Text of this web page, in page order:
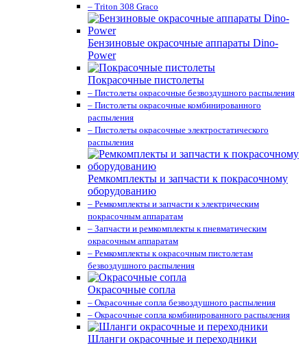
– Triton 308 Graco
Бензиновые окрасочные аппараты Dino-
Power
Покрасочные пистолеты
– Пистолеты окрасочные безвоздушного распыления
– Пистолеты окрасочные комбинированного
распыления
– Пистолеты окрасочные электростатического
распыления
Ремкомплекты и запчасти к покрасочному
оборудованию
– Ремкомплекты и запчасти к электрическим
покрасочным аппаратам
– Запчасти и ремкомплекты к пневматическим
окрасочным аппаратам
– Ремкомплекты к окрасочным пистолетам
безвоздушного распыления
Окрасочные сопла
– Окрасочные сопла безвоздушного распыления
– Окрасочные сопла комбинированного распыления
Шланги окрасочные и переходники